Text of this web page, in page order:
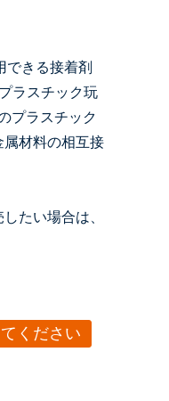
できる接着剤
ラスチック玩
プラスチック
材料の相互接
たい場合は、
ください